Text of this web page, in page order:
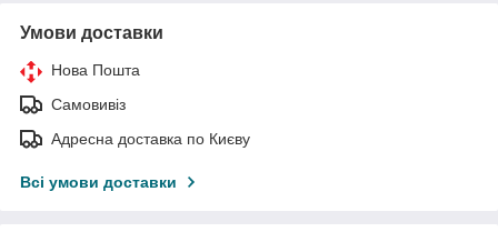
Умови доставки
Нова Пошта
Самовивіз
Адресна доставка по Києву
Всі умови доставки